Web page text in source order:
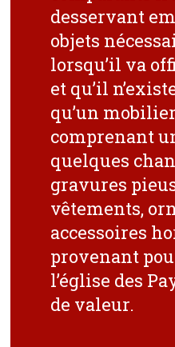
desservant
objets
lorsqu’il va
et qu’il
qu’un
comprenant
quelques
gravures
vêtements,
accessoires
provenant
l’église des
de valeur.